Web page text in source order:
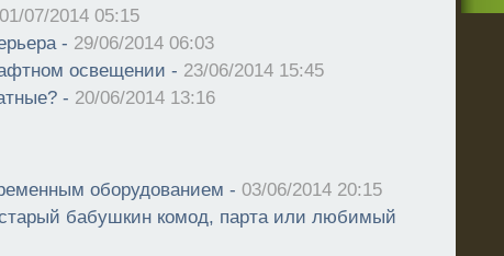
01/07/2014 05:15
- 29/06/2014 06:03
освещении - 23/06/2014 15:45
- 20/06/2014 13:16
оборудованием -03/06/2014 20:15
бабушкин комод, парта или любимый